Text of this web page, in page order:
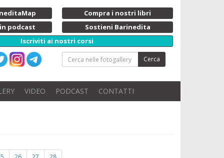
Compra i nostri libri
podcast
Sostieni Barinedita
Iscriviti ai nostri corsi
Cerca
VIDEO PODCAST CONTATTI